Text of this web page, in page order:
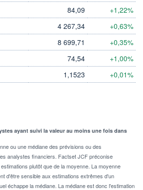
84,09 +1,22%
4 267,34 +0,63%
8 699,71 +0,35%
74,54 +1,00%
1,1523 +0,01%
ayant suivi la valeur au moins une fois dans
ou une médiane des prévisions ou des
analystes financiers. Factset JCF préconise
plutôt que de la moyenne. La moyenne
d'être sensible aux estimations extrêmes d'un
échappe la médiane. La médiane est donc l'estimation